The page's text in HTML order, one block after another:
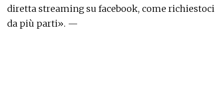
diretta streaming su facebook, come richiestoci
da più parti». —